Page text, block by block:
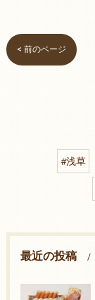
< 前のページ
#浅草
最近の投稿